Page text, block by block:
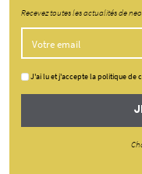
Recevez toutes les actualités de
J'ai lu et j'accepte la politique de